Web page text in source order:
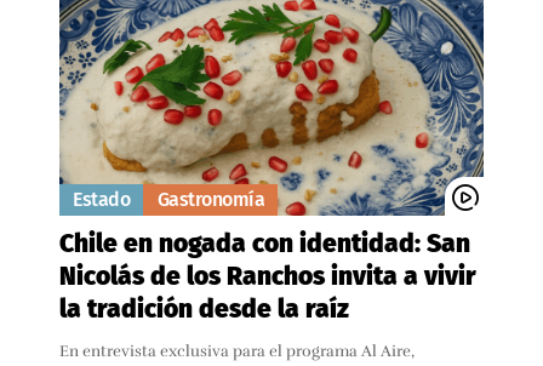
Estado Gastronomía
Chile en nogada con identidad: San
Nicolás de los Ranchos invita a vivir
la tradición desde la raíz
En entrevista exclusiva para el programa Al Aire,